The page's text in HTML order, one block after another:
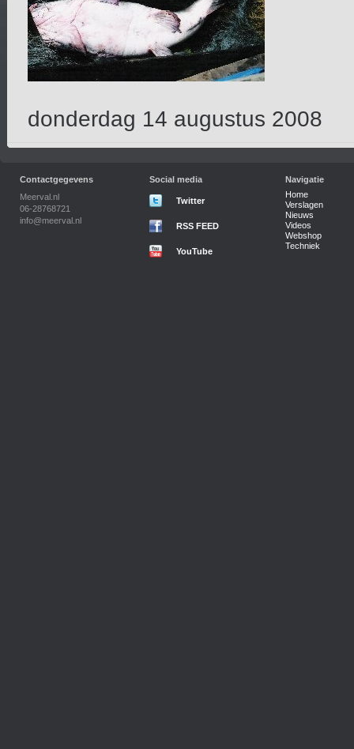
donderdag 14 augustus 2008
Contactgegevens
Meerval.nl
06-28768721
info@meerval.nl
Social media
Twitter
RSS FEED
YouTube
Navigatie
Home
Verslagen
Nieuws
Videos
Webshop
Techniek